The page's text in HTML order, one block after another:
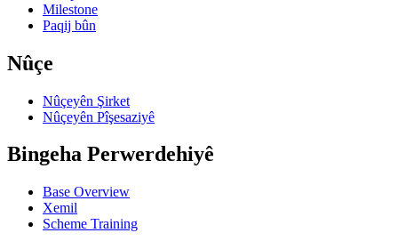
Milestone
Paqij bûn
Nûçe
Nûçeyên Şirket
Nûçeyên Pîşesaziyê
Bingeha Perwerdehiyê
Base Overview
Xemil
Scheme Training